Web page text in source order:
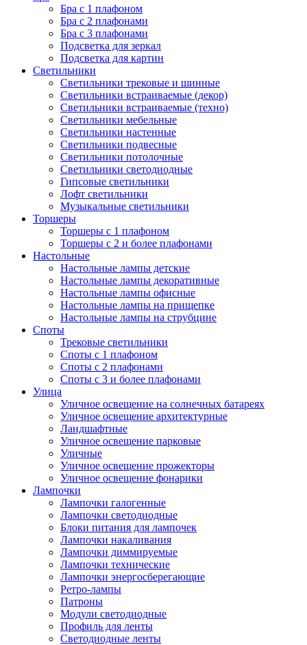
Бра с 1 плафоном
Бра с 2 плафонами
Бра с 3 плафонами
Подсветка для зеркал
Подсветка для картин
Светильники
Светильники трековые и шинные
Светильники встраиваемые (декор)
Светильники встраиваемые (техно)
Светильники мебельные
Светильники настенные
Светильники подвесные
Светильники потолочные
Светильники светодиодные
Гипсовые светильники
Лофт светильники
Музыкальные светильники
Торшеры
Торшеры с 1 плафоном
Торшеры с 2 и более плафонами
Настольные
Настольные лампы детские
Настольные лампы декоративные
Настольные лампы офисные
Настольные лампы на прищепке
Настольные лампы на струбцине
Споты
Трековые светильники
Споты с 1 плафоном
Споты с 2 плафонами
Споты с 3 и более плафонами
Улица
Уличное освещение на солнечных батареях
Уличное освещение архитектурные
Ландшафтные
Уличное освещение парковые
Уличные
Уличное освещение прожекторы
Уличное освещение фонарики
Лампочки
Лампочки галогенные
Лампочки светодиодные
Блоки питания для лампочек
Лампочки накаливания
Лампочки диммируемые
Лампочки технические
Лампочки энергосберегающие
Ретро-лампы
Патроны
Модули светодиодные
Профиль для ленты
Светодиодные ленты